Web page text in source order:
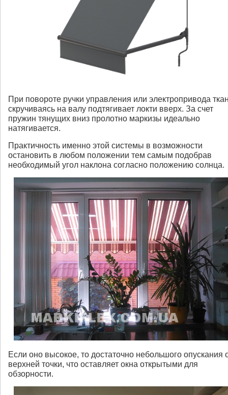
При повороте ручки управления или электропривода
скручиваясь на валу подтягивает локти вверх. За счет
пружин тянущих вниз пролотно маркизы идеально
натягивается.
Практичность именно этой системы в возможности
остановить в любом положении тем самым подобрав
необходимый угол наклона согласно положению солнца.
Если оно высокое, то достаточно небольшого опускания
верхней точки, что оставляет окна открытыми для
обзорности.